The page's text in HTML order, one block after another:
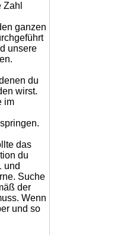
ganzen
unsere
du
wirst.
im
das
du
und
Suche
der
Wenn
und so